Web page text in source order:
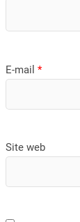
E-mail*
Site web